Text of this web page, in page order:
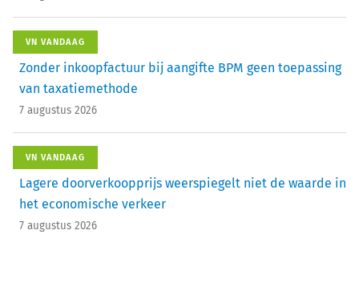
VN VANDAAG
Zonder inkoopfactuur bij aangifte BPM geen toepassing
van taxatiemethode
7 augustus 2026
VN VANDAAG
Lagere doorverkoopprijs weerspiegelt niet de waarde in
het economische verkeer
7 augustus 2026